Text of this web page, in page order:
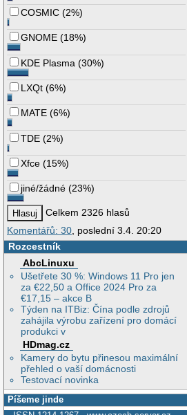
COSMIC (2%)
GNOME (18%)
KDE Plasma (30%)
LXQt (6%)
MATE (6%)
TDE (2%)
Xfce (15%)
jiné/žádné (23%)
Celkem 2326 hlasů
Komentářů: 30 , poslední 3.4. 20:20
Rozcestník
AbcLinuxu
Ušetřete 30 %: Windows 11 Pro jen
za €22,50 a Office 2024 Pro za
€17,15 – akce B
Týden na ITBiz: Čína podle zdrojů
zahájila výrobu zařízení pro domácí
produkci v
HDmag.cz
Kamery do bytu přinesou maximální
přehled o vaší domácnosti
Testovací novinka
Píšeme jinde